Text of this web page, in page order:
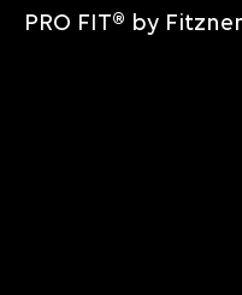
PRO FIT® by Fitzner